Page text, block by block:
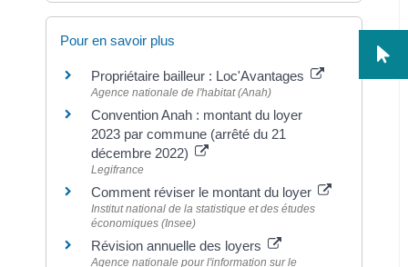
Pour en savoir plus
Propriétaire bailleur : Loc'Avantages
Agence nationale de l'habitat (Anah)
Convention Anah : montant du loyer
2023 par commune (arrêté du 21
décembre 2022)
Legifrance
Comment réviser le montant du loyer
Institut national de la statistique et des études
économiques (Insee)
Révision annuelle des loyers
Agence nationale pour l'information sur le